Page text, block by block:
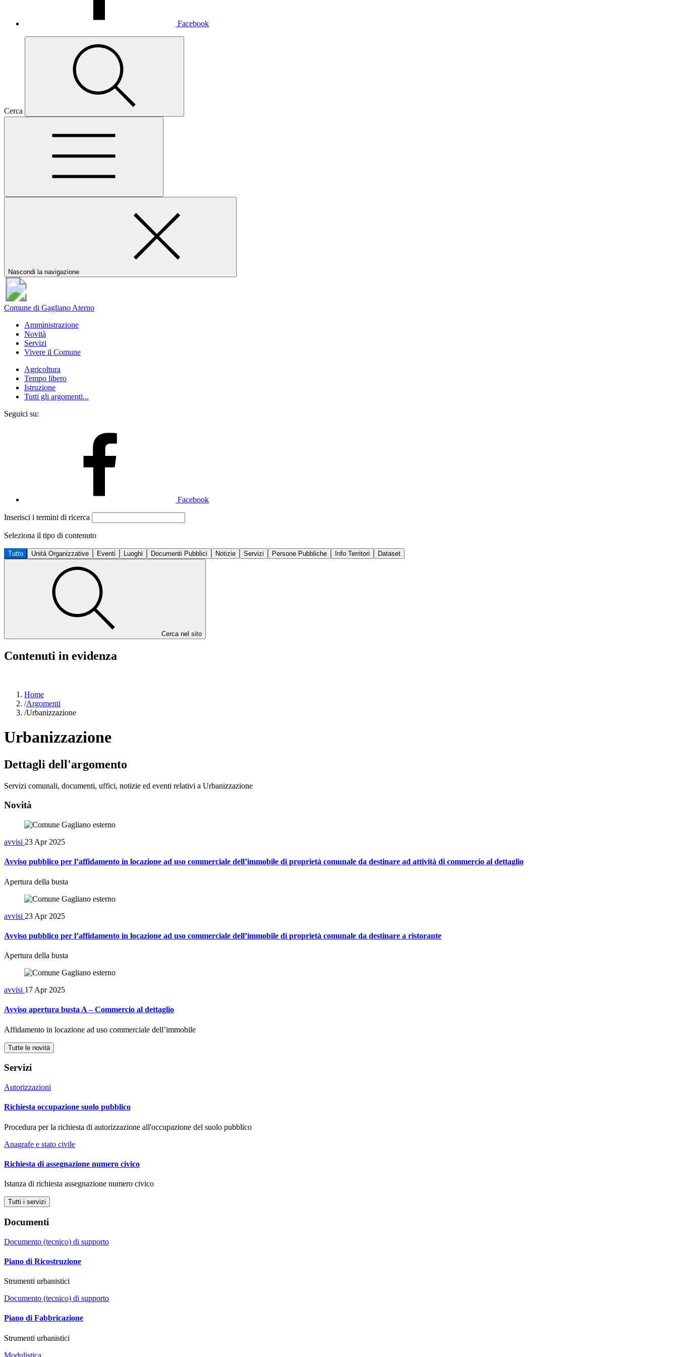
Facebook
Cerca
Nascondi la navigazione
Comune di Gagliano Aterno
Amministrazione
Novità
Servizi
Vivere il Comune
Agricoltura
Tempo libero
Istruzione
Tutti gli argomenti...
Seguici su:
Facebook
Inserisci i termini di ricerca
Seleziona il tipo di contenuto
Tutto Unità Organizzative Eventi Luoghi Documenti Pubblici Notizie Servizi Persone Pubbliche Info Territori Dataset
Cerca nel sito
Contenuti in evidenza
Home
/Argomenti
/Urbanizzazione
Urbanizzazione
Dettagli dell'argomento
Servizi comunali, documenti, uffici, notizie ed eventi relativi a Urbanizzazione
Novità
avvisi 23 Apr 2025
Avviso pubblico per l’affidamento in locazione ad uso commerciale dell’immobile di proprietà comunale da destinare ad attività di commercio al dettaglio
Apertura della busta
avvisi 23 Apr 2025
Avviso pubblico per l’affidamento in locazione ad uso commerciale dell’immobile di proprietà comunale da destinare a ristorante
Apertura della busta
avvisi 17 Apr 2025
Avviso apertura busta A – Commercio al dettaglio
Affidamento in locazione ad uso commerciale dell’immobile
Tutte le novità
Servizi
Autorizzazioni
Richiesta occupazione suolo pubblico
Procedura per la richiesta di autorizzazione all'occupazione del suolo pubblico
Anagrafe e stato civile
Richiesta di assegnazione numero civico
Istanza di richiesta assegnazione numero civico
Tutti i servizi
Documenti
Documento (tecnico) di supporto
Piano di Ricostruzione
Strumenti urbanistici
Documento (tecnico) di supporto
Piano di Fabbricazione
Strumenti urbanistici
Modulistica